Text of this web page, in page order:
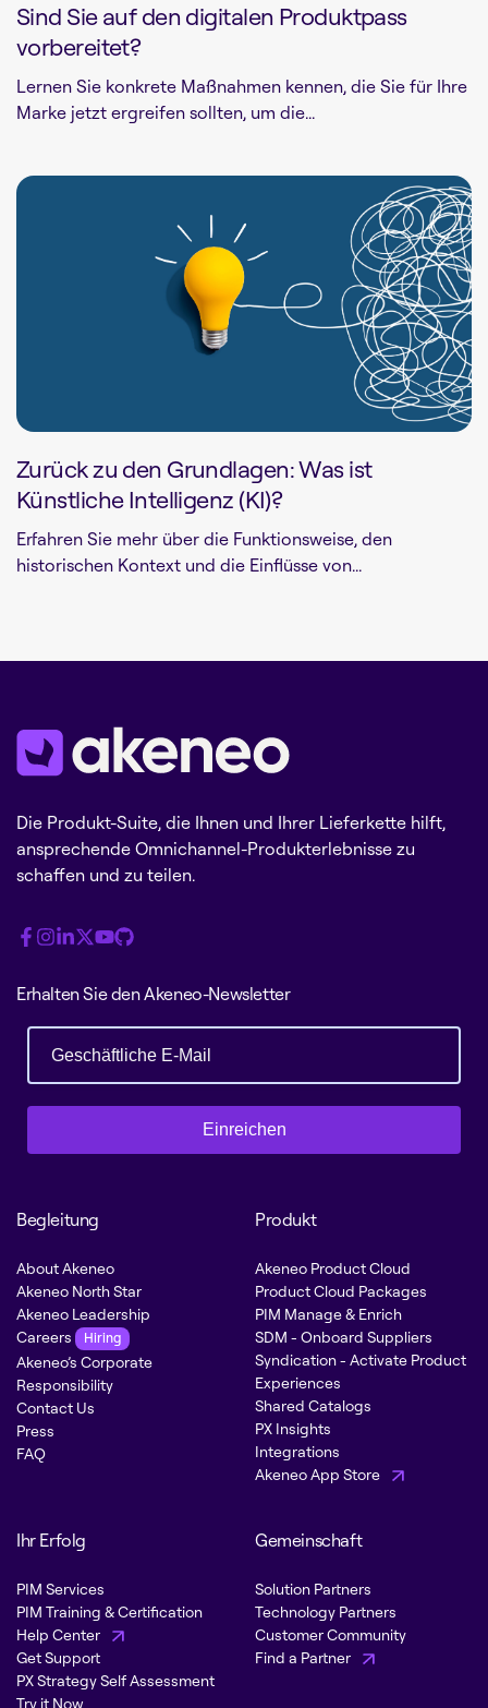
Sind Sie auf den digitalen Produktpass
vorbereitet?
Lernen Sie konkrete Maßnahmen kennen, die Sie für Ihre
Marke jetzt ergreifen sollten, um die...
Zurück zu den Grundlagen: Was ist
Künstliche Intelligenz (KI)?
Erfahren Sie mehr über die Funktionsweise, den
historischen Kontext und die Einflüsse von...
Die Produkt-Suite, die Ihnen und Ihrer Lieferkette hilft,
ansprechende Omnichannel-Produkterlebnisse zu
schaffen und zu teilen.
Erhalten Sie den Akeneo-Newsletter
Einreichen
Begleitung
About Akeneo
Akeneo North Star
Akeneo Leadership
Careers
Hiring
Akeneo’s Corporate
Responsibility
Contact Us
Press
FAQ
Produkt
Akeneo Product Cloud
Product Cloud Packages
PIM Manage & Enrich
SDM - Onboard Suppliers
Syndication - Activate Product
Experiences
Shared Catalogs
PX Insights
Integrations
Akeneo App Store
Ihr Erfolg
PIM Services
PIM Training & Certification
Help Center
Get Support
PX Strategy Self Assessment
Try it Now
Gemeinschaft
Solution Partners
Technology Partners
Customer Community
Find a Partner